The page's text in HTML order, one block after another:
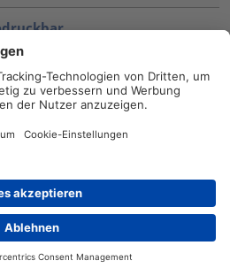
Beständigkeit,
13YE-PO-X-YE
33950
Beständigkeit,
Kontakt